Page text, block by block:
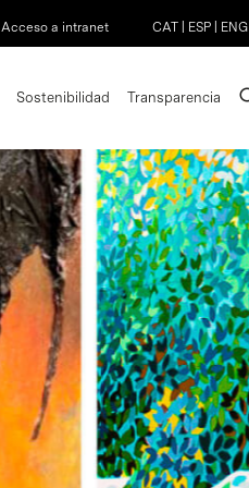
Acceso a intranet CAT ESP ENG
Sostenibilidad Transparencia